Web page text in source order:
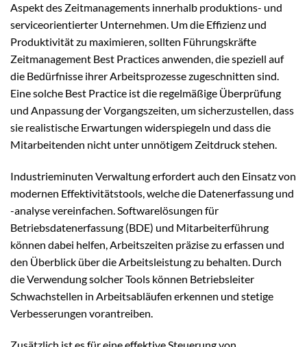
Aspekt des Zeitmanagements innerhalb produktions- und
serviceorientierter Unternehmen. Um die Effizienz und
Produktivität zu maximieren, sollten Führungskräfte
Zeitmanagement Best Practices anwenden, die speziell auf
die Bedürfnisse ihrer Arbeitsprozesse zugeschnitten sind.
Eine solche Best Practice ist die regelmäßige Überprüfung
und Anpassung der Vorgangszeiten, um sicherzustellen, dass
sie realistische Erwartungen widerspiegeln und dass die
Mitarbeitenden nicht unter unnötigem Zeitdruck stehen.
Industrieminuten Verwaltung erfordert auch den Einsatz von
modernen Effektivitätstools, welche die Datenerfassung und
-analyse vereinfachen. Softwarelösungen für
Betriebsdatenerfassung (BDE) und Mitarbeiterführung
können dabei helfen, Arbeitszeiten präzise zu erfassen und
den Überblick über die Arbeitsleistung zu behalten. Durch
die Verwendung solcher Tools können Betriebsleiter
Schwachstellen in Arbeitsabläufen erkennen und stetige
Verbesserungen vorantreiben.